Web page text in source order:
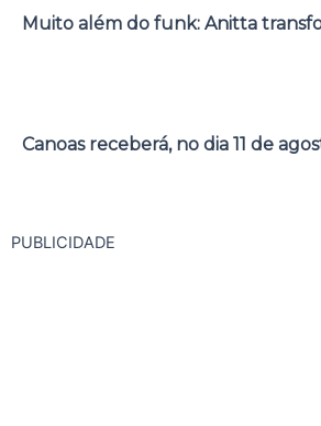
Muito além do funk: Anitta
Canoas receberá, no dia 11 de
PUBLICIDADE